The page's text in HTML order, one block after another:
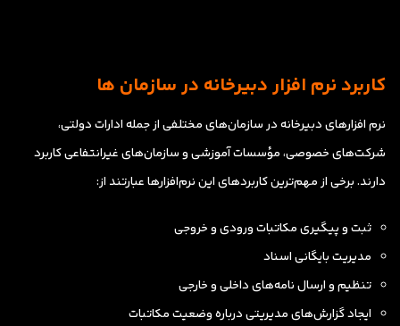
کاربرد نرم افزار دبیرخانه در سازمان ها
نرم افزارهای دبیرخانه در سازمان‌های مختلفی از جمله ادارات دولتی،
شرکت‌های خصوصی، مؤسسات آموزشی و سازمان‌های غیرانتفاعی کاربرد
دارند. برخی از مهم‌ترین کاربردهای این نرم‌افزارها عبارتند از:
ثبت و پیگیری مکاتبات ورودی و خروجی
مدیریت بایگانی اسناد
تنظیم و ارسال نامه‌های داخلی و خارجی
ایجاد گزارش‌های مدیریتی درباره وضعیت مکاتبات